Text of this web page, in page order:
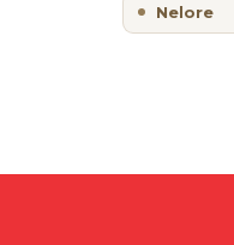
Nelore